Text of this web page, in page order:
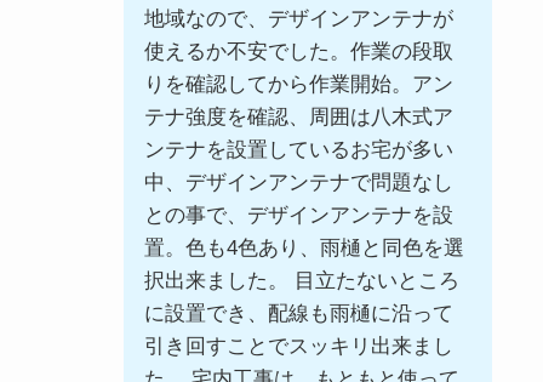
地域なので、デザインアンテナが
使えるか不安でした。作業の段取
りを確認してから作業開始。アン
テナ強度を確認、周囲は八木式ア
ンテナを設置しているお宅が多い
中、デザインアンテナで問題なし
との事で、デザインアンテナを設
置。色も4色あり、雨樋と同色を選
択出来ました。 目立たないところ
に設置でき、配線も雨樋に沿って
引き回すことでスッキリ出来まし